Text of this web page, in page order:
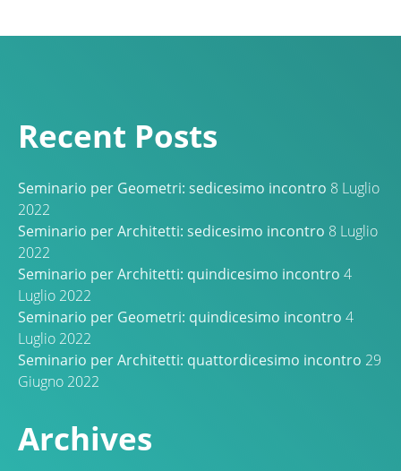
Recent Posts
Seminario per Geometri: sedicesimo incontro 8 Luglio
2022
Seminario per Architetti: sedicesimo incontro 8 Luglio
2022
Seminario per Architetti: quindicesimo incontro 4
Luglio 2022
Seminario per Geometri: quindicesimo incontro 4
Luglio 2022
Seminario per Architetti: quattordicesimo incontro 29
Giugno 2022
Archives